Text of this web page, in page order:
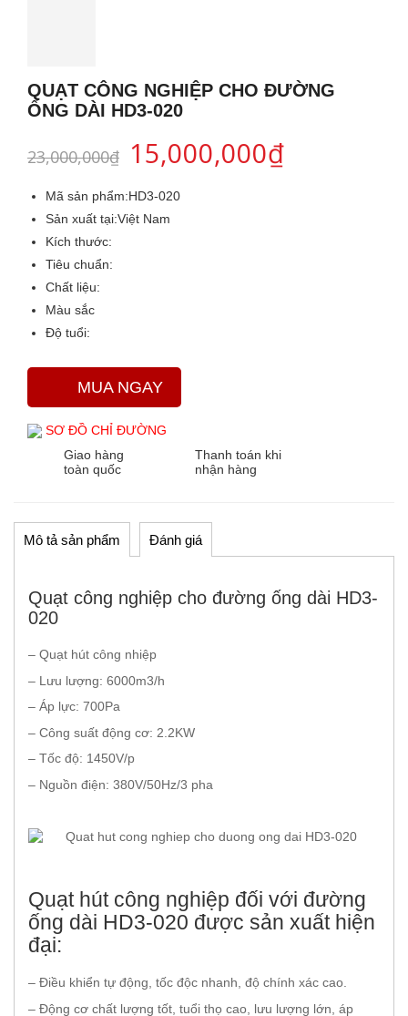
QUẠT CÔNG NGHIỆP CHO ĐƯỜNG
ỐNG DÀI HD3-020
23,000,000₫ 15,000,000₫
Mã sản phẩm:HD3-020
Sản xuất tại:Việt Nam
Kích thước:
Tiêu chuẩn:
Chất liệu:
Màu sắc
Độ tuổi:
MUA NGAY
SƠ ĐỒ CHỈ ĐƯỜNG
Giao hàng
toàn quốc
Thanh toán khi
nhận hàng
Mô tả sản phẩm Đánh giá
Quạt công nghiệp cho đường ống dài HD3-
020
– Quạt hút công nhiệp
– Lưu lượng: 6000m3/h
– Áp lực: 700Pa
– Công suất động cơ: 2.2KW
– Tốc độ: 1450V/p
– Nguồn điện: 380V/50Hz/3 pha
Quạt hút công nghiệp đối với đường
ống dài HD3-020 được sản xuất hiện
đại:
– Điều khiển tự động, tốc độc nhanh, độ chính xác cao.
– Động cơ chất lượng tốt, tuổi thọ cao, lưu lượng lớn, áp